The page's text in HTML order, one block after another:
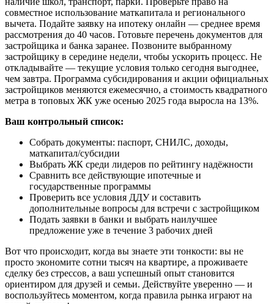
совместное использование маткапитала и регионального
вычета. Подайте заявку на ипотеку онлайн — среднее время
рассмотрения до 40 часов. Готовьте перечень документов для
застройщика и банка заранее. Позвоните выбранному
застройщику в середине недели, чтобы ускорить процесс. Не
откладывайте — текущие условия только сегодня выгоднее,
чем завтра. Программа субсидирования и акции официальных
застройщиков меняются ежемесячно, а стоимость квадратного
метра в топовых ЖК уже осенью 2025 года выросла на 13%.
Ваш контрольный список:
Собрать документы: паспорт, СНИЛС, доходы,
маткапитал/субсидии
Выбрать ЖК среди лидеров по рейтингу надёжности
Сравнить все действующие ипотечные и
государственные программы
Проверить все условия ДДУ и составить
дополнительные вопросы для встречи с застройщиком
Подать заявки в банки и выбрать наилучшее
предложение уже в течение 3 рабочих дней
Вот что происходит, когда вы знаете эти тонкости: вы не
просто экономите сотни тысяч на квартире, а проживаете
сделку без стрессов, а ваш успешный опыт становится
ориентиром для друзей и семьи. Действуйте уверенно — и
воспользуйтесь моментом, когда правила рынка играют на